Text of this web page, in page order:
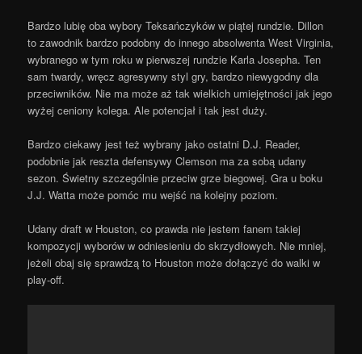
Bardzo lubię oba wybory Teksańczyków w piątej rundzie. Dillon
to zawodnik bardzo podobny do innego absolwenta West Virginia,
wybranego w tym roku w pierwszej rundzie Karla Josepha. Ten
sam twardy, wręcz agresywny styl gry, bardzo niewygodny dla
przeciwników. Nie ma może aż tak wielkich umiejętności jak jego
wyżej ceniony kolega. Ale potencjał i tak jest duży.
Bardzo ciekawy jest też wybrany jako ostatni D.J. Reader,
podobnie jak reszta defensywy Clemson ma za sobą udany
sezon. Świetny szczególnie przeciw grze biegowej. Gra u boku
J.J. Watta może pomóc mu wejść na kolejny poziom.
Udany draft w Houston, co prawda nie jestem fanem takiej
kompozycji wyborów w odniesieniu do skrzydłowych. Nie mniej,
jeżeli obaj się sprawdzą to Houston może dołączyć do walki w
play-off.